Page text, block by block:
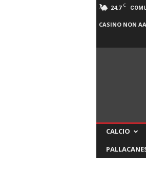
24.7 C
CASINO NON
CALCIO